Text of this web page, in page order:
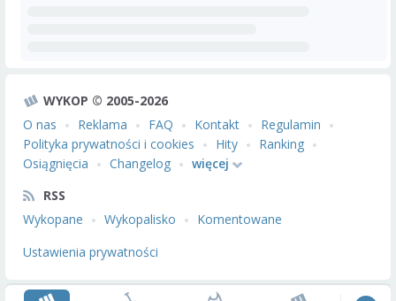
WYKOP © 2005-2026
O nas
Reklama FAQ Kontakt
Regulamin
Polityka prywatności i cookies
Hity
Ranking
Osiągnięcia
Changelog
więcej
RSS
Wykopane
Wykopalisko
Komentowane
Ustawienia prywatności